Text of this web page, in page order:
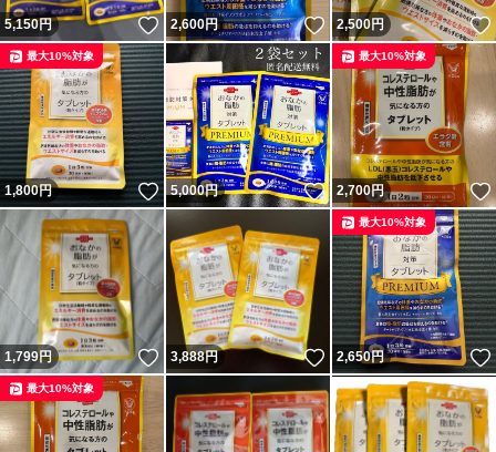
5,150円 いいね！
2,600円 いいね！
2,500円
1,800円 いいね！
最大10%対象
5,000円 いいね！
2,700円
最大10%対象
1,799円 いいね！
3,888円 いいね！
2,650円
最大10%対象
最大10%対象